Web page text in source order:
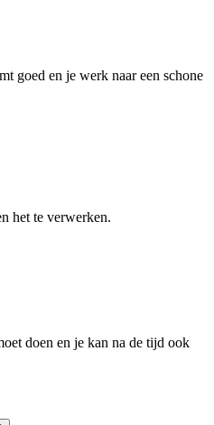
goed en je werk naar een schone
het te verwerken.
doen en je kan na de tijd ook